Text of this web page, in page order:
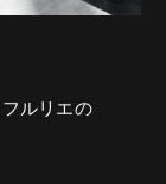
ルリエの